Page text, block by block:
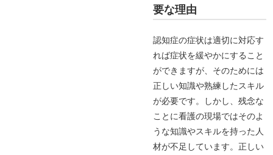
要な理由
認知症の症状は適切に対応す
れば症状を緩やかにすること
ができますが、そのためには
正しい知識や熟練したスキル
が必要です。しかし、残念な
ことに看護の現場ではそのよ
うな知識やスキルを持った人
材が不足しています。正しい